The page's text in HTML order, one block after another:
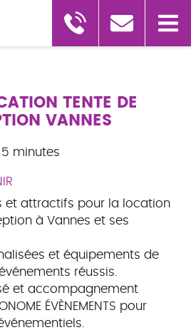
TENTE DE
VANNES
minutes
et attractifs pour la location
à Vannes et ses
et équipements de
réussis.
et accompagnement
ÉVÈNEMENTS pour